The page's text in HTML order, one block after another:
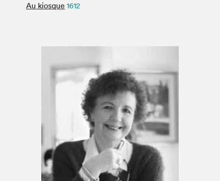
Espace exposant⋅e⋅s
Archives
Au kiosque 1612